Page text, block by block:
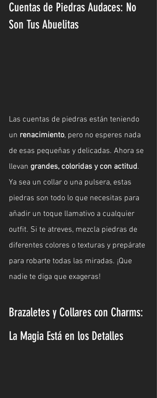
Cuentas de Piedras Audaces: No
Son Tus Abuelitas
Las cuentas de piedras están teniendo
un renacimiento, pero no esperes nada
de esas pequeñas y delicadas. Ahora se
llevan grandes, coloridas y con actitud.
Ya sea un collar o una pulsera, estas
piedras son todo lo que necesitas para
añadir un toque llamativo a cualquier
outfit. Si te atreves, mezcla piedras de
diferentes colores o texturas y prepárate
para robarte todas las miradas. ¡Que
nadie te diga que exageras!
Brazaletes y Collares con Charms:
La Magia Está en los Detalles